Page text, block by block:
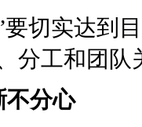
实达到目
分工和团队
分心